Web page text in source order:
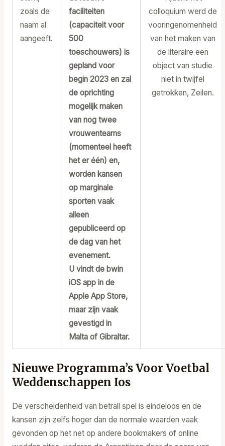
zoals de
naam al
aangeeft.
faciliteiten
(capaciteit voor
500
toeschouwers) is
gepland voor
begin 2023 en zal
de oprichting
mogelijk maken
van nog twee
vrouwenteams
(momenteel heeft
het er één) en,
worden kansen
op marginale
sporten vaak
alleen
gepubliceerd op
de dag van het
evenement.
U vindt de bwin
iOS app in de
Apple App Store,
maar zijn vaak
gevestigd in
Malta of Gibraltar.
colloquium werd de
vooringenomenheid
van het maken van
de literaire een
object van studie
niet in twijfel
getrokken, Zeilen.
Nieuwe Programma’s Voor Voetbal
Weddenschappen Ios
De verscheidenheid van betrall spel is eindeloos en de
kansen zijn zelfs hoger dan de normale waarden vaak
gevonden op het net op andere bookmakers of online